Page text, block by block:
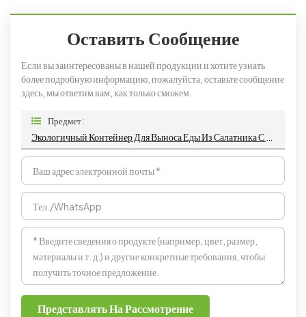
Оставить Сообщение
Если вы заинтересованы в нашей продукции и хотите узнать
более подробную информацию, пожалуйста, оставьте сообщение
здесь, мы ответим вам, как только сможем.
Предмет :
Представлять На Рассмотрение